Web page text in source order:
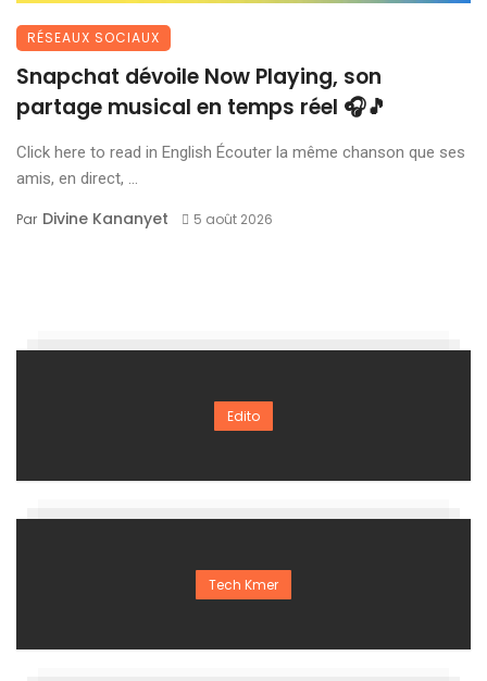
RÉSEAUX SOCIAUX
Snapchat dévoile Now Playing, son
partage musical en temps réel 🎧🎵
Click here to read in English Écouter la même chanson que ses
amis, en direct, ...
Par Divine Kananyet 5 août 2026
Edito
Tech Kmer